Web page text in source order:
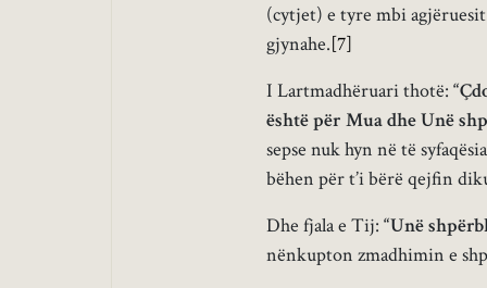
(cytjet) e tyre mbi
gjynahe.[7]
I Lartmadhëruari thotë:
është për Mua dhe Unë
sepse nuk hyn në të
bëhen për t’i bërë qejfin
Dhe fjala e Tij: “Unë
nënkupton zmadhimin e